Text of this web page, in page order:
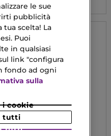
le sue
pubblicità
scelta! La
Puoi
in qualsiasi
link "configura
fondo ad ogni
sulla
i cookie
tutti
tutti